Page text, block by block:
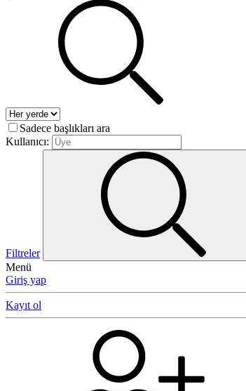
Sadece başlıkları ara
Kullanıcı:
Filtreler
Menü
Giriş yap
Kayıt ol